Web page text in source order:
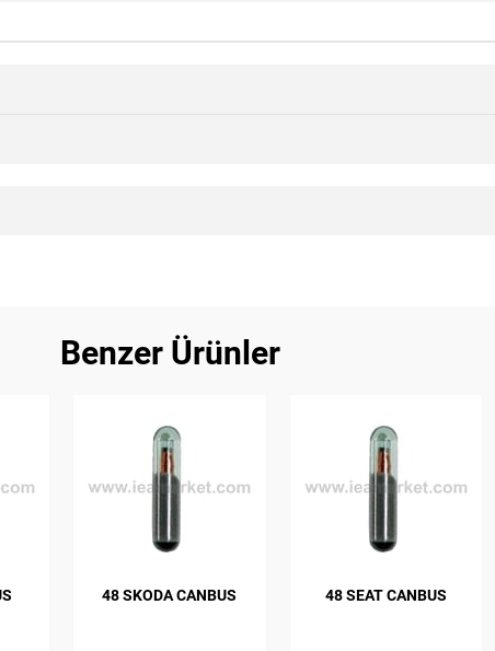
Benzer Ürünler
48 SKODA CANBUS 48 SEAT CANBUS